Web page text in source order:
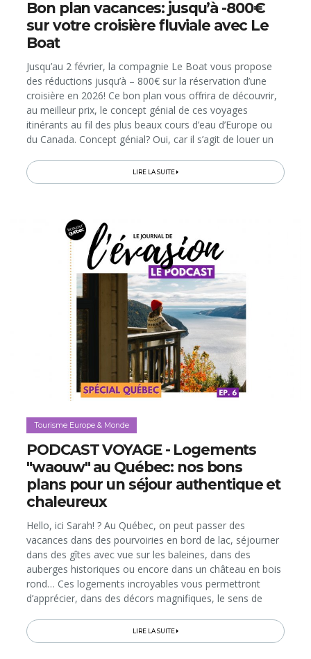
Bon plan vacances: jusqu’à -800€
sur votre croisière fluviale avec Le
Boat
Jusqu’au 2 février, la compagnie Le Boat vous propose
des réductions jusqu’à – 800€ sur la réservation d’une
croisière en 2026! Ce bon plan vous offrira de découvrir,
au meilleur prix, le concept génial de ces voyages
itinérants au fil des plus beaux cours d’eau d’Europe ou
du Canada. Concept génial? Oui, car il s’agit de louer un
temps...
LIRE LA SUITE
Tourisme Europe & Monde
PODCAST VOYAGE - Logements
"waouw" au Québec: nos bons
plans pour un séjour authentique et
chaleureux
Hello, ici Sarah! ? Au Québec, on peut passer des
vacances dans des pourvoiries en bord de lac, séjourner
dans des gîtes avec vue sur les baleines, dans des
auberges historiques ou encore dans un château en bois
rond… Ces logements incroyables vous permettront
d’apprécier, dans des décors magnifiques, le sens de
notre série de podcasts...LIRE LA SUITE